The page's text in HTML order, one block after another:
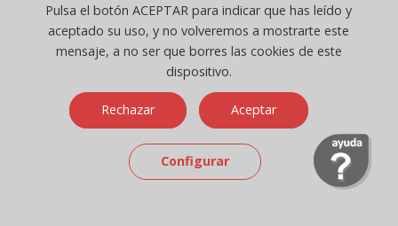
Video selfpaper.com
Catálogos en PDF
Regalos con tu compra
Lo más Nuevo
Lo más vendido
Ofertas y Promociones
Packs Ahorro
Las mejores marcas
Pulsa el botón ACEPTAR para indicar que has leído y
aceptado su uso, y no volveremos a mostrarte este
mensaje, a no ser que borres las cookies de este
dispositivo.
Rechazar Aceptar
Configurar